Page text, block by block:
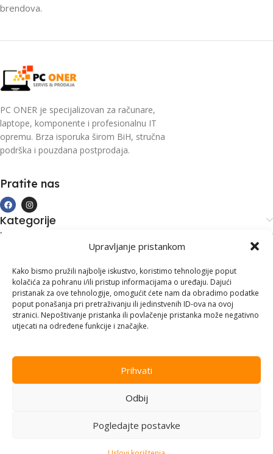
Upravljanje pristankom
Kako bismo pružili najbolje iskustvo, koristimo tehnologije poput
kolačića za pohranu i/ili pristup informacijama o uređaju. Dajući
pristanak za ove tehnologije, omogućit ćete nam da obradimo podatke
poput ponašanja pri pretraživanju ili jedinstvenih ID-ova na ovoj
stranici. Nepoštivanje pristanka ili povlačenje pristanka može negativno
utjecati na određene funkcije i značajke.
Prihvati
Odbij
Pogledajte postavke
brendova.
PC ONER je specijalizovan za računare,
laptope, komponente i profesionalnu IT
opremu. Brza isporuka širom BiH, stručna
podrška i pouzdana postprodaja.
Pratite nas
Kategorije
Kupovina i podrška
Kontakt informacije
Branilaca Bosne, 75 300 Lukavac
+387 35 555 999
info@pconer.ba
Vision.